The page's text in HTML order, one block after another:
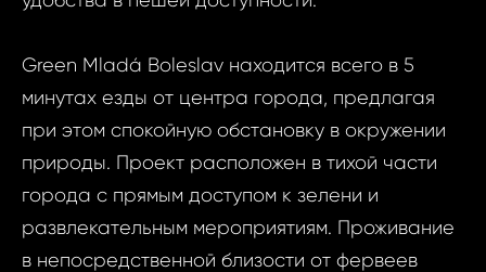
Green Mladá Boleslav находится всего в 5
минутах езды от центра города, предлагая
при этом спокойную обстановку в окружении
природы. Проект расположен в тихой части
города с прямым доступом к зелени и
развлекательным мероприятиям. Проживание
в непосредственной близости от фервеев
Ваш
Ваш